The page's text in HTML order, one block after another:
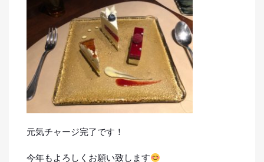
元気チャージ完了です！
今年もよろしくお願い致します